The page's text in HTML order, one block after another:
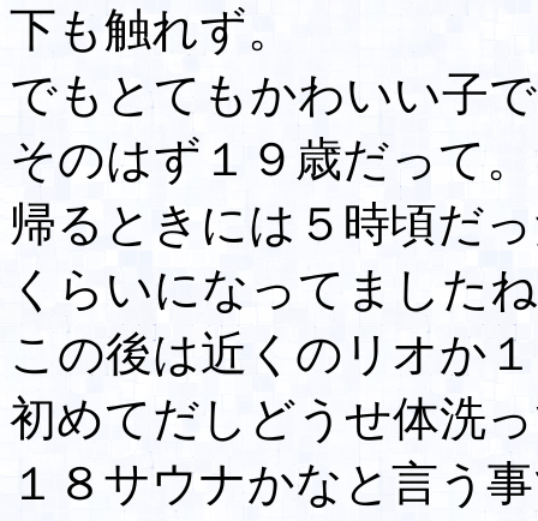
下も触れず。
でもとてもかわいい子
そのはず１９歳だって。
帰るときには５時頃だ
くらいになってました
この後は近くのリオか
初めてだしどうせ体洗
１８サウナかなと言う